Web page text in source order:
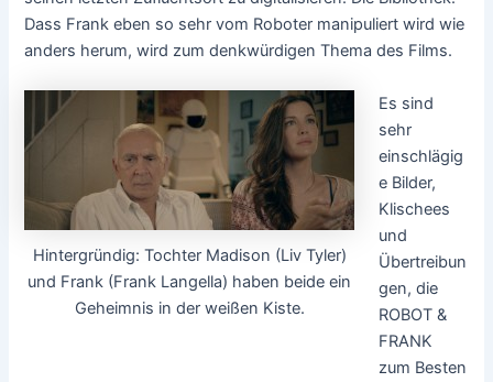
Dass Frank eben so sehr vom Roboter manipuliert wird wie
anders herum, wird zum denkwürdigen Thema des Films.
Hintergründig: Tochter Madison (Liv Tyler)
und Frank (Frank Langella) haben beide ein
Geheimnis in der weißen Kiste.
Es sind
sehr
einschlägig
e Bilder,
Klischees
und
Übertreibun
gen, die
ROBOT &
FRANK
zum Besten